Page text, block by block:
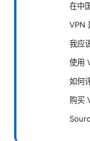
在中
VPN
我应
使用
如何
购买